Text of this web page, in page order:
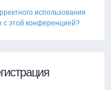
использования
с этой конференцией?